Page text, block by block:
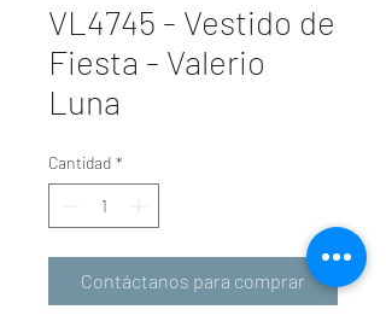
VL4745 - Vestido de
Fiesta - Valerio
Luna
Cantidad *
Contáctanos para comprar